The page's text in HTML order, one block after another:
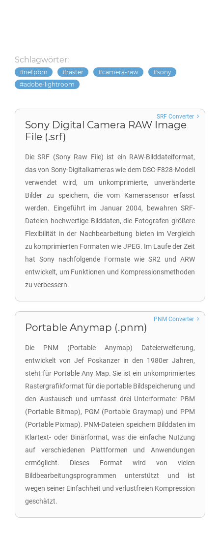
Schlagwörter:
netpbm raster camera-raw
sony
adobe-lightroom
Sony Digital Camera RAW Image
File (.srf)
Die SRF (Sony Raw File) ist ein RAW-Bilddateiformat,
das von Sony-Digitalkameras wie dem DSC-F828-Modell
verwendet wird, um unkomprimierte, unveränderte
Bilder zu speichern, die vom Kamerasensor erfasst
werden. Eingeführt im Januar 2004, bewahren SRF-
Dateien hochwertige Bilddaten, die Fotografen größere
Flexibilität in der Nachbearbeitung bieten im Vergleich
zu komprimierten Formaten wie JPEG. Im Laufe der Zeit
hat Sony nachfolgende Formate wie SR2 und ARW
entwickelt, um Funktionen und Kompressionsmethoden
zu verbessern.
SRF Converter
Portable Anymap (.pnm)
Die PNM (Portable Anymap) Dateierweiterung,
entwickelt von Jef Poskanzer in den 1980er Jahren,
steht für Portable Any Map. Sie ist ein unkomprimiertes
Rastergrafikformat für die portable Bildspeicherung und
den Austausch und umfasst drei Unterformate: PBM
(Portable Bitmap), PGM (Portable Graymap) und PPM
(Portable Pixmap). PNM-Dateien speichern Bilddaten im
Klartext- oder Binärformat, was die einfache Nutzung
auf verschiedenen Plattformen und Anwendungen
ermöglicht. Dieses Format wird von vielen
Bildbearbeitungsprogrammen unterstützt und ist
wegen seiner Einfachheit und verlustfreien Kompression
geschätzt.
PNM Converter